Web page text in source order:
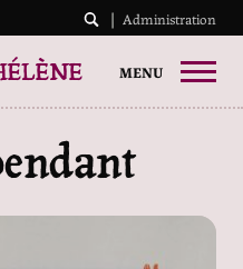
| Administration
MENU